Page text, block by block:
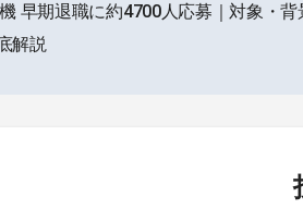
早期退職に約4700人応募｜対象・背
解説